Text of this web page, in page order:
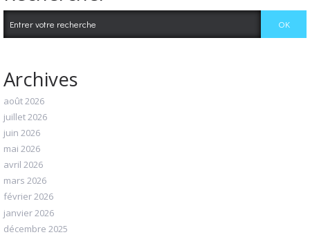
Archives
août 2026
juillet 2026
juin 2026
mai 2026
avril 2026
mars 2026
février 2026
janvier 2026
décembre 2025